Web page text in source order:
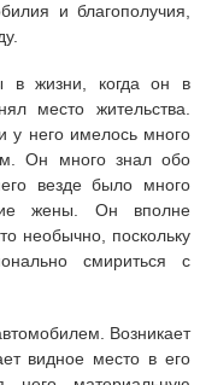
и благополучия,
в жизни, когда он в
место жительства.
у него имелось много
Он много знал обо
везде было много
жены. Он вполне
необычно, поскольку
смириться с
Возникает
видное место в его